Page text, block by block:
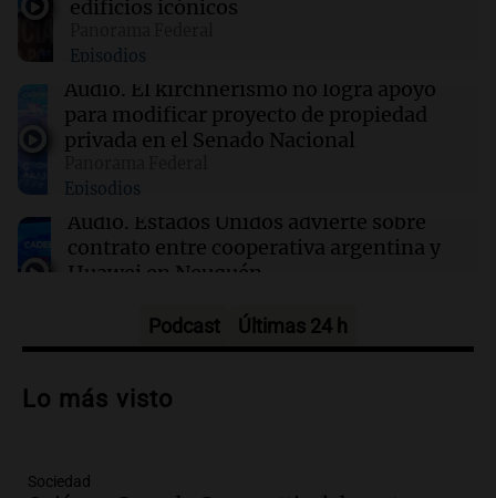
salud
16:02 Mundo
Las primarias de Tennessee marcan el debut
de un controvertido mapa parlamentario que
divide Memphis
16:00 Política y Economía
Dólar hoy, dólar blue hoy: a cuánto cerró este
jueves 6 de agosto
edificios icónicos
Episodios
Audio. El kirchnerismo no logra apoyo
para modificar proyecto de propiedad
privada en el Senado Nacional
Episodios
Audio. Estados Unidos advierte sobre
contrato entre cooperativa argentina y
Huawei en Neuquén
Audio.El vicegobernador de Salta resalta
provincia y su integración
Audio.
Podcast Últimas 24 h
Lo más visto
Sociedad